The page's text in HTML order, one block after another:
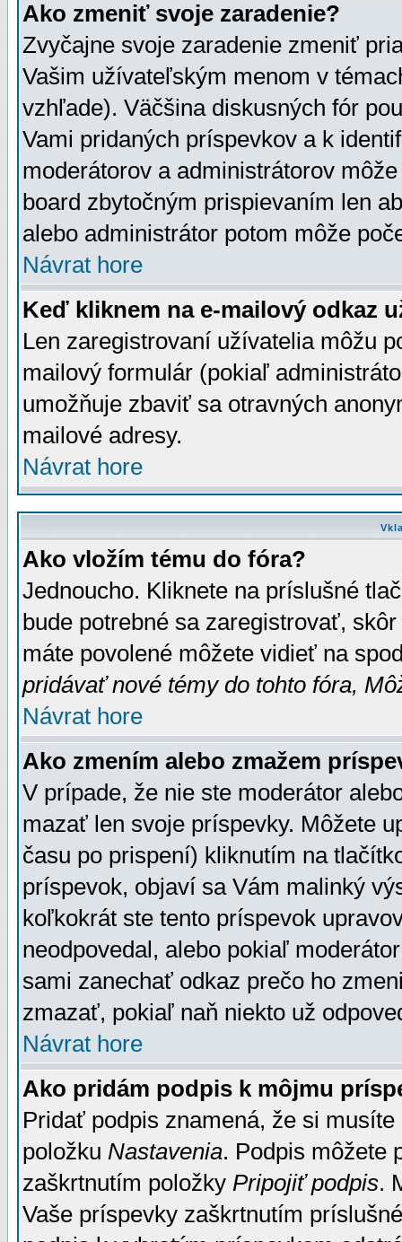
Ako zmeniť svoje zaradenie?
Zvyčajne svoje zaradenie zmeniť
Vašim užívateľským menom v
vzhľade). Väčšina diskusných fór
Vami pridaných príspevkov a k
moderátorov a administrátorov
board zbytočným prispievaním len
alebo administrátor potom môže
Návrat hore
Keď kliknem na e-mailový odkaz
Len zaregistrovaní užívatelia môžu
mailový formulár (pokiaľ
umožňuje zbaviť sa otravných
mailové adresy.
Návrat hore
Ako vložím tému do fóra?
Jednoucho. Kliknete na príslušné
bude potrebné sa zaregistrovať,
máte povolené môžete vidieť na
pridávať nové témy do tohto fóra,
Návrat hore
Ako zmením alebo zmažem
V prípade, že nie ste moderátor
mazať len svoje príspevky. Môžete
času po prispení) kliknutím na
príspevok, objaví sa Vám malinký
koľkokrát ste tento príspevok
neodpovedal, alebo pokiaľ
sami zanechať odkaz prečo ho
zmazať, pokiaľ naň niekto už
Návrat hore
Ako pridám podpis k môjmu
Pridať podpis znamená, že si
položku Nastavenia. Podpis môžete
zaškrtnutím položky Pripojiť podpis.
Vaše príspevky zaškrtnutím